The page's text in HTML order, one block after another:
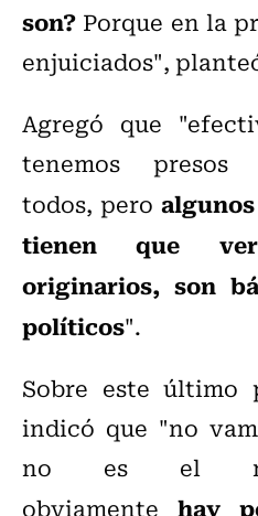
son? Porque en la
enjuiciados",
Agregó que
tenemos
todos, pero
tienen que
originarios, son
políticos".
Sobre este último
indicó que "no
no es el
obviamente hay